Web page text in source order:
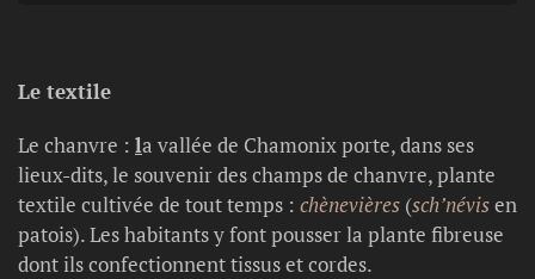
Le textile
Le chanvre : la vallée de Chamonix porte, dans ses
lieux-dits, le souvenir des champs de chanvre, plante
textile cultivée de tout temps : chènevières (sch’névisen
patois). Les habitants y font pousser la plante fibreuse
dont ils confectionnent tissus et cordes.